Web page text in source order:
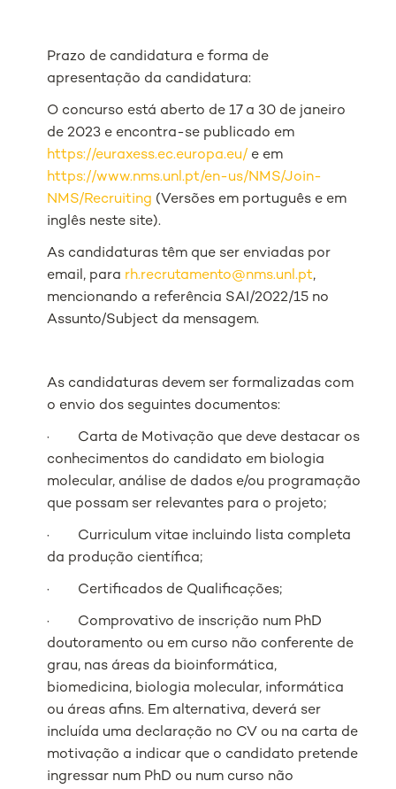
Prazo de candidatura e forma de
apresentação da candidatura:
O concurso está aberto de 17 a 30 de janeiro
de 2023 e encontra-se publicado em
https://euraxess.ec.europa.eu/ e em
https://www.nms.unl.pt/en-us/NMS/Join-
NMS/Recruiting (Versões em português e em
inglês neste site).
As candidaturas têm que ser enviadas por
email, para rh.recrutamento@nms.unl.pt,
mencionando a referência SAI/2022/15 no
Assunto/Subject da mensagem.
As candidaturas devem ser formalizadas com
o envio dos seguintes documentos:
· Carta de Motivação que deve destacar os
conhecimentos do candidato em biologia
molecular, análise de dados e/ou programação
que possam ser relevantes para o projeto;
· Curriculum vitae incluindo lista completa
da produção científica;
· Certificados de Qualificações;
· Comprovativo de inscrição num PhD
doutoramento ou em curso não conferente de
grau, nas áreas da bioinformática,
biomedicina, biologia molecular, informática
ou áreas afins. Em alternativa, deverá ser
incluída uma declaração no CV ou na carta de
motivação a indicar que o candidato pretende
ingressar num PhD ou num curso não